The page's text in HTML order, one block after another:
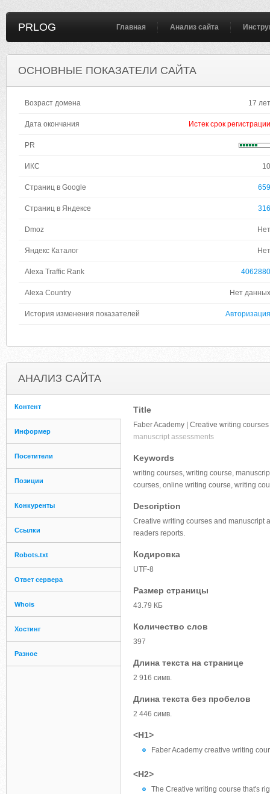
PRLOG Главная Анализ сайта
ОСНОВНЫЕ ПОКАЗАТЕЛИ САЙТА
Возраст домена 17 лет
Дата окончания Истек срок регистрации
PR
ИКС 10
Страниц в Google 659
Страниц в Яндексе 316
Dmoz Нет
Яндекс Каталог Нет
Alexa Traffic Rank 4062880
Alexa Country Нет данных
История изменения показателей Авторизация
АНАЛИЗ САЙТА
Контент
Информер
Посетители
Позиции
Конкуренты
Ссылки
Robots.txt
Ответ сервера
Whois
Хостинг
Разное
Title
Faber Academy | Creative writing
manuscript assessments
Keywords
writing courses, writing course,
courses, online writing course, writing
Description
Creative writing courses and manuscript
readers reports.
Кодировка
UTF-8
Размер страницы
43.79 КБ
Количество слов
397
Длина текста на странице
2 916 симв.
Длина текста без пробелов
2 446 симв.
<H1>
Faber Academy creative writing
<H2>
The Creative writing course that's